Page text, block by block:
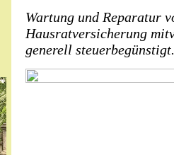
Wartung und Reparatur
Hausratversicherung
generell steuerbegünstigt.